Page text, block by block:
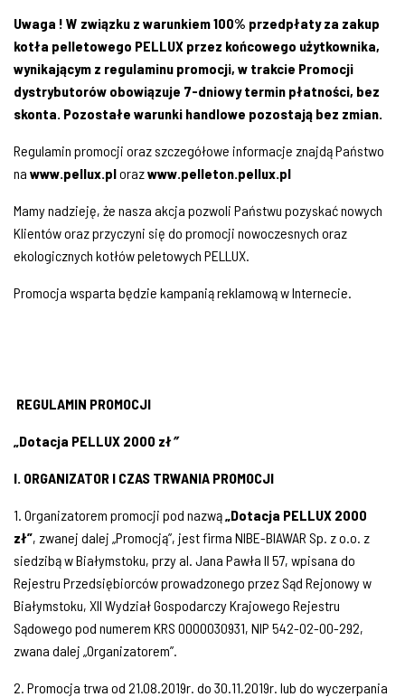
Uwaga ! W związku z warunkiem 100% przedpłaty za zakup
kotła pelletowego PELLUX przez końcowego użytkownika,
wynikającym z regulaminu promocji, w trakcie Promocji
dystrybutorów obowiązuje 7-dniowy termin płatności, bez
skonta. Pozostałe warunki handlowe pozostają bez zmian.
Regulamin promocji oraz szczegółowe informacje znajdą Państwo
na www.pellux.plorazwww.pelleton.pellux.pl
Mamy nadzieję, że nasza akcja pozwoli Państwu pozyskać nowych
Klientów oraz przyczyni się do promocji nowoczesnych oraz
ekologicznych kotłów peletowych PELLUX.
Promocja wsparta będzie kampanią reklamową w Internecie.
REGULAMIN PROMOCJI
„Dotacja PELLUX 2000 zł”
I. ORGANIZATOR I CZAS TRWANIA PROMOCJI
1. Organizatorem promocji pod nazwą „Dotacja PELLUX 2000
zł”, zwanej dalej „Promocją”, jest firma NIBE-BIAWAR Sp. z o.o. z
siedzibą w Białymstoku, przy al. Jana Pawła II 57, wpisana do
Rejestru Przedsiębiorców prowadzonego przez Sąd Rejonowy w
Białymstoku, XII Wydział Gospodarczy Krajowego Rejestru
Sądowego pod numerem KRS 0000030931, NIP 542-02-00-292,
zwana dalej „Organizatorem”.
2. Promocja trwa od 21.08.2019r. do 30.11.2019r. lub do wyczerpania